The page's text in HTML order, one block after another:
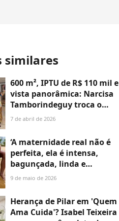
similares
600 m², IPTU de R$ 110 mil e
vista panorâmica: Narcisa
Tamborindeguy troca o
icônico Chopin por
R$ 48 milhões no Cap Ferrat;
especialista imobiliária
analisa a estratégia
7 de abril de 2026
‘A maternidade real não é
perfeita, ela é intensa,
bagunçada, linda e
cansativa’: Carol Peixinho
e transformador’ do 1º Dia
das Mães com Bento, seu
filho com Thiaguinho
9 de maio de 2026
Herança de Pilar em 'Quem
Ama Cuida'? Isabel Teixeira